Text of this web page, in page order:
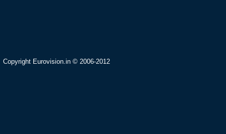
Copyright Eurovision.in © 2006-2012